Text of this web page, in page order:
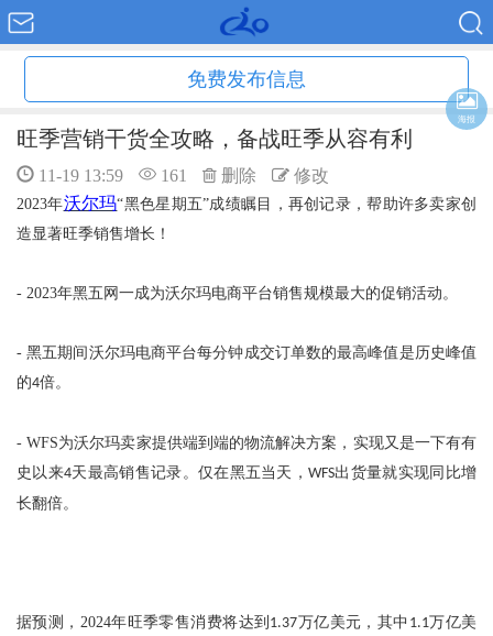
免费发布信息
旺季营销干货全攻略，备战旺季从容有利
11-19 13:59 161 删除 修改
2023年沃尔玛“黑色星期五”成绩瞩目，再创记录，帮助许多卖家创
造显著旺季销售增长！
- 2023年黑五网一成为沃尔玛电商平台销售规模最大的促销活动。
-黑五期间沃尔玛电商平台每分钟成交订单数的最高峰值是历史峰值
的4倍。
- WFS为沃尔玛卖家提供端到端的物流解决方案，实现又是一下有有
史以来4天最高销售记录。仅在黑五当天，WFS出货量就实现同比增
长翻倍。
据预测， 2024年旺季零售消费将达到 1.37万亿美元，其中 1.1万亿美
海报